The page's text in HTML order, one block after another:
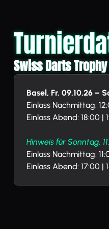
Swiss Darts
Basel, Fr. 09.10.26 –
Einlass Nachmittag:
Einlass Abend: 18:00 |
Hinweis für Sonntag,
Einlass Nachmittag:
Einlass Abend: 17:00 |